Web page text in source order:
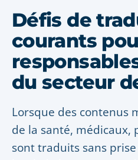
Défis de
courants
du secteur
Lorsque des contenus
de la santé, médicaux,
sont traduits sans